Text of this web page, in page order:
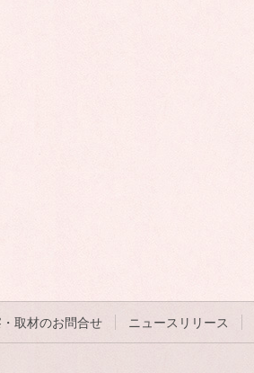
取材のお問合せ ニュースリリース